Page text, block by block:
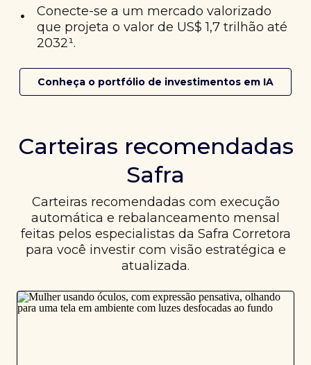
•
Conecte-se a um mercado valorizado
que projeta o valor de US$ 1,7 trilhão até
2032¹.
Conheça o portfólio de investimentos em IA
Carteiras recomendadas
Safra
Carteiras recomendadas com execução
automática e rebalanceamento mensal
feitas pelos especialistas da Safra Corretora
para você investir com visão estratégica e
atualizada.